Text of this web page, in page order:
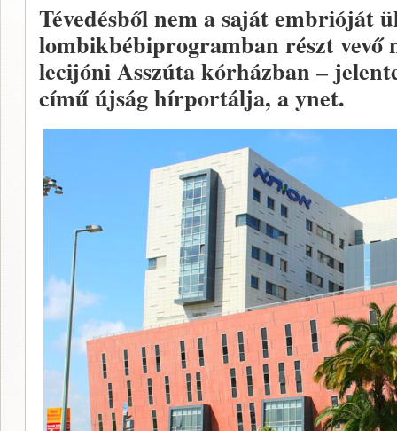
Tévedésből nem a saját embrióját
lombikbébiprogramban részt vevő
lecijóni Asszúta kórházban –
című újság hírportálja, a ynet.